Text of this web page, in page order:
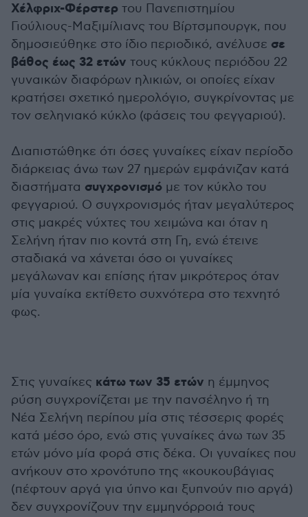
Χέλφριχ-Φέρστερ του Πανεπιστημίου
Γιούλιους-Μαξιμίλιανς του Βίρτσμπουργκ, που
δημοσιεύθηκε στο ίδιο περιοδικό, ανέλυσε σε
βάθος έως 32 ετών τους κύκλους περιόδου 22
γυναικών διαφόρων ηλικιών, οι οποίες είχαν
κρατήσει σχετικό ημερολόγιο, συγκρίνοντας με
τον σεληνιακό κύκλο (φάσεις του φεγγαριού).
Διαπιστώθηκε ότι όσες γυναίκες είχαν περίοδο
διάρκειας άνω των 27 ημερών εμφάνιζαν κατά
διαστήματα συγχρονισμό με τον κύκλο του
φεγγαριού. Ο συγχρονισμός ήταν μεγαλύτερος
στις μακρές νύχτες του χειμώνα και όταν η
Σελήνη ήταν πιο κοντά στη Γη, ενώ έτεινε
σταδιακά να χάνεται όσο οι γυναίκες
μεγάλωναν και επίσης ήταν μικρότερος όταν
μία γυναίκα εκτίθετο συχνότερα στο τεχνητό
φως.
Στις γυναίκες κάτω των 35 ετών η έμμηνος
ρύση συγχρονίζεται με την πανσέληνο ή τη
Νέα Σελήνη περίπου μία στις τέσσερις φορές
κατά μέσο όρο, ενώ στις γυναίκες άνω των 35
ετών μόνο μία φορά στις δέκα. Οι γυναίκες που
ανήκουν στο χρονότυπο της «κουκουβάγιας
(πέφτουν αργά για ύπνο και ξυπνούν πιο αργά)
δεν συγχρονίζουν την εμμηνόρροιά τους